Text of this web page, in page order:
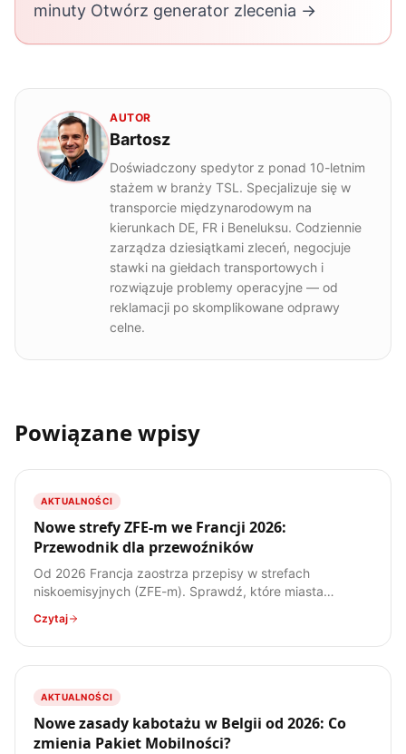
minuty Otwórz generator zlecenia →
AUTOR
Bartosz
Doświadczony spedytor z ponad 10-letnim
stażem w branży TSL. Specjalizuje się w
transporcie międzynarodowym na
kierunkach DE, FR i Beneluksu. Codziennie
zarządza dziesiątkami zleceń, negocjuje
stawki na giełdach transportowych i
rozwiązuje problemy operacyjne — od
reklamacji po skomplikowane odprawy
celne.
Powiązane wpisy
AKTUALNOŚCI
Nowe strefy ZFE-m we Francji 2026:
Przewodnik dla przewoźników
Od 2026 Francja zaostrza przepisy w strefach
niskoemisyjnych (ZFE-m). Sprawdź, które miasta
potrzebujesz i jak przygotować flotę.
Czytaj
AKTUALNOŚCI
Nowe zasady kabotażu w Belgii od 2026: Co
zmienia Pakiet Mobilności?